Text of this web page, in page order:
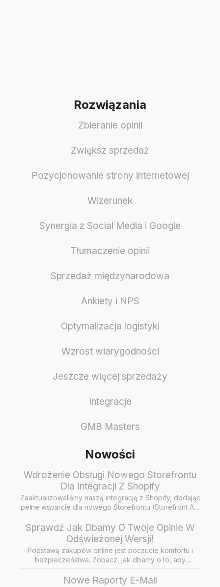
Rozwiązania
Zbieranie opinii
Zwiększ sprzedaż
Pozycjonowanie strony internetowej
Wizerunek
Synergia z Social Media i Google
Tłumaczenie opinii
Sprzedaż międzynarodowa
Ankiety i NPS
Optymalizacja logistyki
Wzrost wiarygodności
Jeszcze więcej sprzedaży
Integracje
GMB Masters
Nowości
Wdrożenie Obsługi Nowego Storefrontu
Dla Integracji Z Shopify
Zaaktualizowaliśmy naszą integrację z Shopify, dodając
pełne wsparcie dla nowego Storefrontu (Storefront API
Sprawdź Jak Dbamy O Twoje Opinie W
Odświeżonej Wersji!
Podstawą zakupów online jest poczucie komfortu i
bezpieczeństwa. Zobacz, jak dbamy o to, aby
Nowe Raporty E-Mail